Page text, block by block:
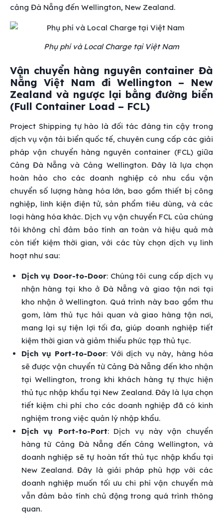
cảng Đà Nẵng đến Wellington, New Zealand.
Phụ phí và Local Charge tại Việt Nam
Vận chuyển hàng nguyên container Đà
Nẵng Việt Nam đi Wellington – New
Zealand và ngược lại bằng đường biển
(Full Container Load – FCL)
Project Shipping tự hào là đối tác đáng tin cậy trong
dịch vụ vận tải biển quốc tế, chuyên cung cấp các giải
pháp vận chuyển hàng nguyên container (FCL) giữa
Cảng Đà Nẵng và Cảng Wellington. Đây là lựa chọn
hoàn hảo cho các doanh nghiệp có nhu cầu vận
chuyển số lượng hàng hóa lớn, bao gồm thiết bị công
nghiệp, linh kiện điện tử, sản phẩm tiêu dùng, và các
loại hàng hóa khác. Dịch vụ vận chuyển FCL của chúng
tôi không chỉ đảm bảo tính an toàn và hiệu quả mà
còn tiết kiệm thời gian, với các tùy chọn dịch vụ linh
hoạt như sau:
Dịch vụ Door-to-Door: Chúng tôi cung cấp dịch vụ
nhận hàng tại kho ở Đà Nẵng và giao tận nơi tại
kho nhận ở Wellington. Quá trình này bao gồm thu
gom, làm thủ tục hải quan và giao hàng tận nơi,
mang lại sự tiện lợi tối đa, giúp doanh nghiệp tiết
kiệm thời gian và giảm thiểu phức tạp thủ tục.
Dịch vụ Port-to-Door: Với dịch vụ này, hàng hóa
sẽ được vận chuyển từ Cảng Đà Nẵng đến kho nhận
tại Wellington, trong khi khách hàng tự thực hiện
thủ tục nhập khẩu tại New Zealand. Đây là lựa chọn
tiết kiệm chi phí cho các doanh nghiệp đã có kinh
nghiệm trong việc quản lý nhập khẩu.
Dịch vụ Port-to-Port: Dịch vụ này vận chuyển
hàng từ Cảng Đà Nẵng đến Cảng Wellington, và
doanh nghiệp sẽ tự hoàn tất thủ tục nhập khẩu tại
New Zealand. Đây là giải pháp phù hợp với các
doanh nghiệp muốn tối ưu chi phí vận chuyển mà
vẫn đảm bảo tính chủ động trong quá trình thông
quan.